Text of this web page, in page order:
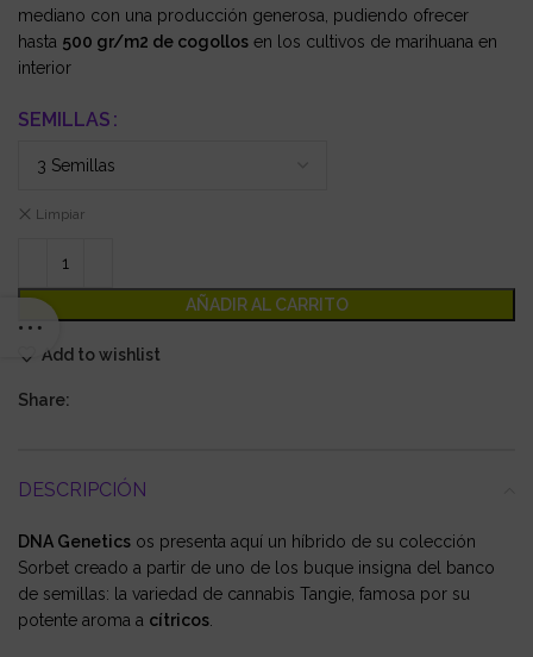
mediano con una producción generosa, pudiendo ofrecer
hasta 500 gr/m2 de cogollos en los cultivos de marihuana en
interior
SEMILLAS
Limpiar
AÑADIR AL CARRITO
Add to wishlist
Share:
DESCRIPCIÓN
DNA Genetics os presenta aquí un híbrido de su colección
Sorbet creado a partir de uno de los buque insigna del banco
de semillas: la variedad de cannabis Tangie, famosa por su
potente aroma a cítricos